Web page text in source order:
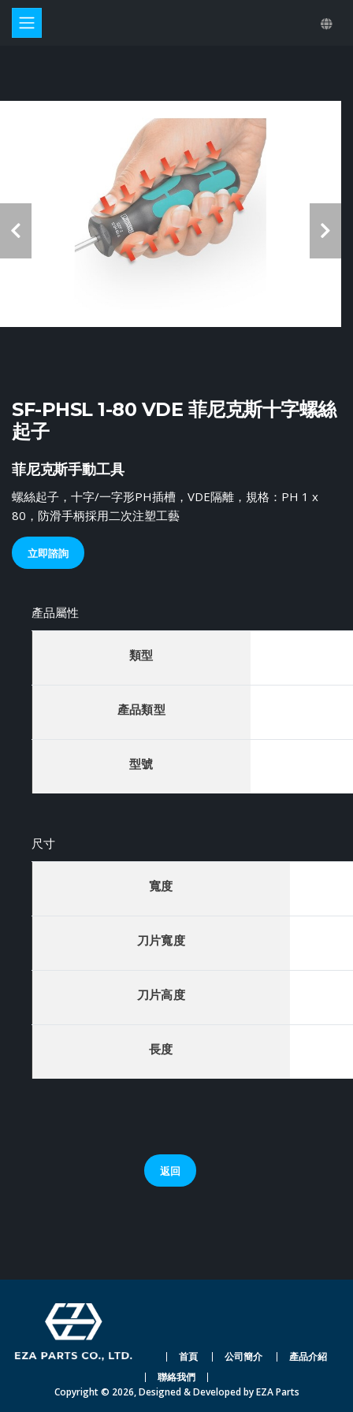
SF-PHSL 1-80 VDE 菲尼克斯十字螺絲
起子
菲尼克斯手動工具
螺絲起子，十字/一字形PH插槽，VDE隔離，規格：PH 1 x
80，防滑手柄採用二次注塑工藝
立即諮詢
產品屬性
類型
產品類型
型號
尺寸
寬度
刀片寬度
刀片高度
長度
返回
首頁 公司簡介
產品介紹
聯絡我們
Copyright © 2026, Designed & Developed byEZA Parts